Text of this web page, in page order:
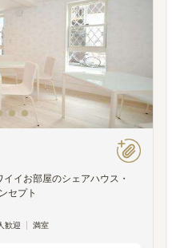
イお部屋のシェアハウス・
セプト
歓迎 満室